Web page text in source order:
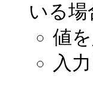
いる
値
入